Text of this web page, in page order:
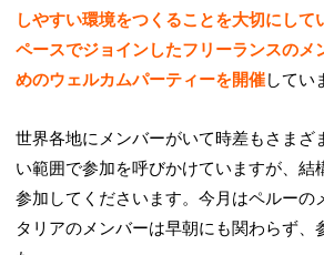
しやすい環境をつくることを大切にして
ペースでジョインしたフリーランスのメ
めのウェルカムパーティーを開催してい
世界各地にメンバーがいて時差もさまざ
い範囲で参加を呼びかけていますが、結
参加してくださいます。今月はペルーの
タリアのメンバーは早朝にも関わらず、